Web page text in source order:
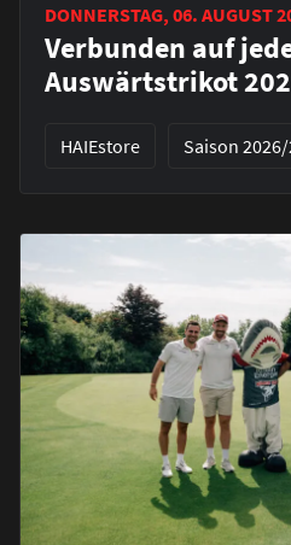
DONNERSTAG, 06. AUGUST
Verbunden auf
Auswärtstrikot
HAIEstore Saison